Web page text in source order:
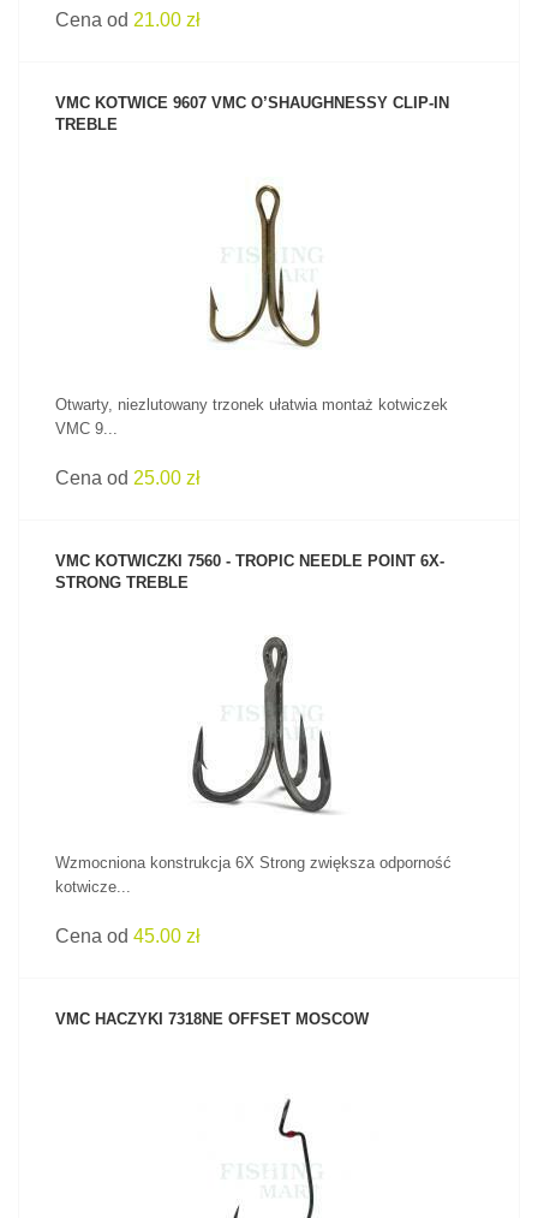
Cena od 21.00 zł
VMC KOTWICE 9607 VMC O’SHAUGHNESSY CLIP-IN
TREBLE
ZOBACZ PRODUKT
Otwarty, niezlutowany trzonek ułatwia montaż kotwiczek
VMC 9...
Cena od 25.00 zł
VMC KOTWICZKI 7560 - TROPIC NEEDLE POINT 6X-
STRONG TREBLE
ZOBACZ PRODUKT
Wzmocniona konstrukcja 6X Strong zwiększa odporność
kotwicze...
Cena od 45.00 zł
VMC HACZYKI 7318NE OFFSET MOSCOW
ZOBACZ PRODUKT